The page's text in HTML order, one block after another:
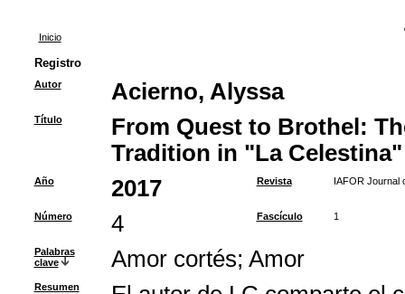
Inicio
Registro
Autor Acierno, Alyssa
Título
From Quest to Brothel:
Tradition in "La Celestina"
Año 2017 Revista IAFOR Journal
Número 4 Fascículo 1
Palabras
clave
Amor cortés; Amor
Resumen